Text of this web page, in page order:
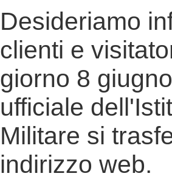
Desideriamo
clienti e
giorno 8
ufficiale
Militare si
indirizzo web.